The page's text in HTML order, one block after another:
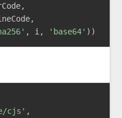
, i, 'base64' ))
cjs' ,